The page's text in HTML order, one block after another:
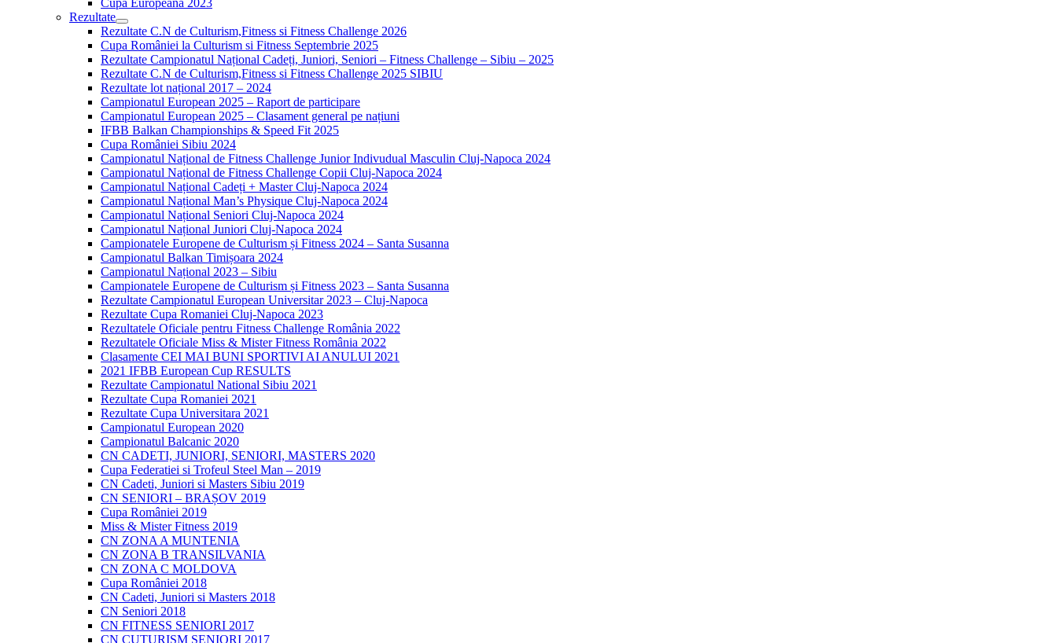
Cupa Europeană 2023
Rezultate
Rezultate C.N de Culturism,Fitness si Fitness Challenge 2026
Cupa României la Culturism si Fitness Septembrie 2025
Rezultate Campionatul Național Cadeți, Juniori, Seniori – Fitness Challenge – Sibiu – 2025
Rezultate C.N de Culturism,Fitness si Fitness Challenge 2025 SIBIU
Rezultate lot național 2017 – 2024
Campionatul European 2025 – Raport de participare
Campionatul European 2025 – Clasament general pe națiuni
IFBB Balkan Championships & Speed Fit 2025
Cupa României Sibiu 2024
Campionatul Național de Fitness Challenge Junior Indivudual Masculin Cluj-Napoca 2024
Campionatul Național de Fitness Challenge Copii Cluj-Napoca 2024
Campionatul Național Cadeți + Master Cluj-Napoca 2024
Campionatul Național Man’s Physique Cluj-Napoca 2024
Campionatul Național Seniori Cluj-Napoca 2024
Campionatul Național Juniori Cluj-Napoca 2024
Campionatele Europene de Culturism și Fitness 2024 – Santa Susanna
Campionatul Balkan Timișoara 2024
Campionatul Național 2023 – Sibiu
Campionatele Europene de Culturism și Fitness 2023 – Santa Susanna
Rezultate Campionatul European Universitar 2023 – Cluj-Napoca
Rezultate Cupa Romaniei Cluj-Napoca 2023
Rezultatele Oficiale pentru Fitness Challenge România 2022
Rezultatele Oficiale Miss & Mister Fitness România 2022
Clasamente CEI MAI BUNI SPORTIVI AI ANULUI 2021
2021 IFBB European Cup RESULTS
Rezultate Campionatul National Sibiu 2021
Rezultate Cupa Romaniei 2021
Rezultate Cupa Universitara 2021
Campionatul European 2020
Campionatul Balcanic 2020
CN CADETI, JUNIORI, SENIORI, MASTERS 2020
Cupa Federatiei si Trofeul Steel Man – 2019
CN Cadeti, Juniori si Masters Sibiu 2019
CN SENIORI – BRAȘOV 2019
Cupa României 2019
Miss & Mister Fitness 2019
CN ZONA A MUNTENIA
CN ZONA B TRANSILVANIA
CN ZONA C MOLDOVA
Cupa României 2018
CN Cadeti, Juniori si Masters 2018
CN Seniori 2018
CN FITNESS SENIORI 2017
CN CUTURISM SENIORI 2017